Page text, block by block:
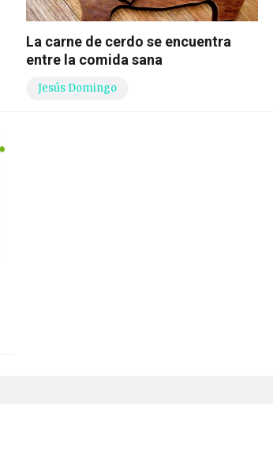
La carne de cerdo se encuentra
entre la comida sana
Jesús Domingo